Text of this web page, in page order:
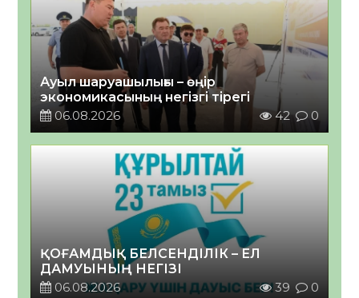
Ауыл шаруашылығы – өңір
экономикасының негізгі тірегі
06.08.2026
42 0
ҚОҒАМДЫҚ БЕЛСЕНДІЛІК – ЕЛ
ДАМУЫНЫҢ НЕГІЗІ
06.08.2026
39 0